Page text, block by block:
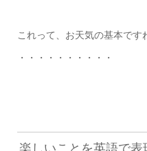
これって、お天気の基本です
・・・・・・・・・・